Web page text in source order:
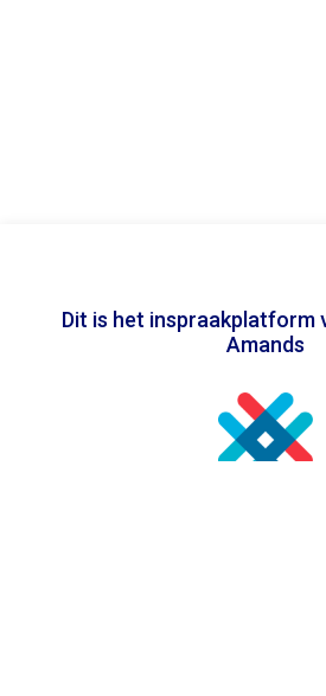
Dit is het inspraakplatform
Amands